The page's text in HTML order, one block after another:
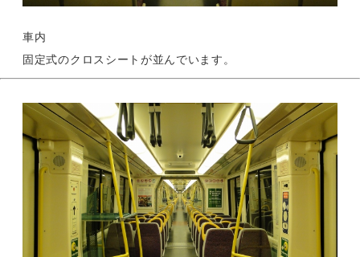
車内
固定式のクロスシートが並んでいます。